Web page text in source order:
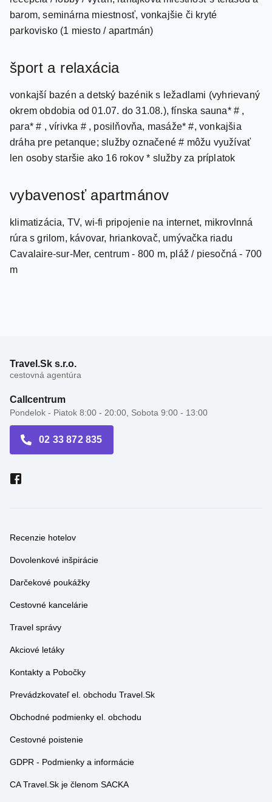
parkovisko (1 miesto / apartmán)
vonkajší bazén a detský bazénik s ležadlami (vyhrievaný
para* # , vírivka # , posilňovňa, masáže* #, vonkajšia
dráha pre petanque; služby označené # môžu využívať
len osoby staršie ako 16 rokov * služby za príplatok
klimatizácia, TV, wi-fi pripojenie na internet, mikrovlnná
Cavalaire-sur-Mer, centrum - 800 m, pláž / piesočná - 700
m
Callcentrum
02 33 872 835
Dovolenkové inšpirácie
Darčekové poukážky
Cestovné kancelárie
Travel správy
Akciové letáky
Kontakty a Pobočky
Prevádzkovateľ el. obchodu Travel.Sk
Obchodné podmienky el. obchodu
Cestovné poistenie
GDPR - Podmienky a informácie
CA Travel.Sk je členom SACKA